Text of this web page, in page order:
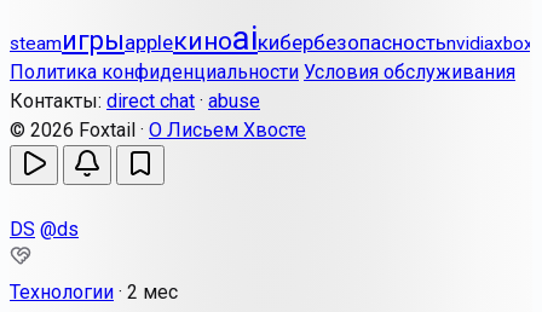
steamигрыappleкиноaiкибербезопасностьnvidiaxbox
Политика конфиденциальности Условия обслуживания
Контакты: direct chat · abuse
© 2026 Foxtail · О Лисьем Хвосте
DS @ds
Технологии · 2 мес